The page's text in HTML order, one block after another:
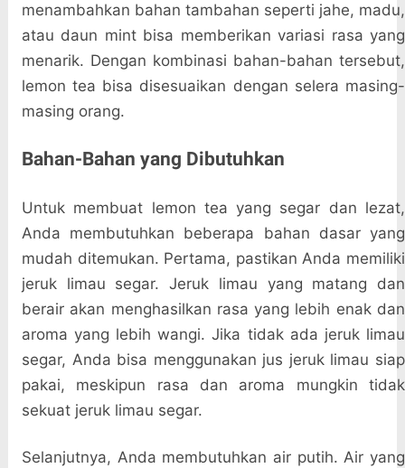
menambahkan bahan tambahan seperti jahe, madu,
atau daun mint bisa memberikan variasi rasa yang
menarik. Dengan kombinasi bahan-bahan tersebut,
lemon tea bisa disesuaikan dengan selera masing-
masing orang.
Bahan-Bahan yang Dibutuhkan
Untuk membuat lemon tea yang segar dan lezat,
Anda membutuhkan beberapa bahan dasar yang
mudah ditemukan. Pertama, pastikan Anda memiliki
jeruk limau segar. Jeruk limau yang matang dan
berair akan menghasilkan rasa yang lebih enak dan
aroma yang lebih wangi. Jika tidak ada jeruk limau
segar, Anda bisa menggunakan jus jeruk limau siap
pakai, meskipun rasa dan aroma mungkin tidak
sekuat jeruk limau segar.
Selanjutnya, Anda membutuhkan air putih. Air yang